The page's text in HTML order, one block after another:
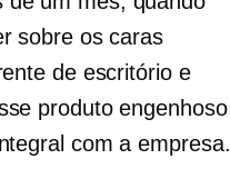
sobre os caras
de escritório e
produto engenhoso
com a empresa.